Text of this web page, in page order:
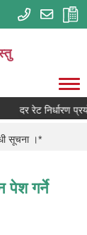
दर रेट निर्धारण
सूचना ।*
पेश गर्ने